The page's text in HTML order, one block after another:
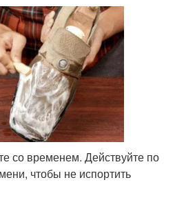
со временем. Действуйте по
чтобы не испортить